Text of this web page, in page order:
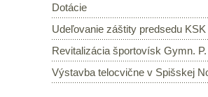
Dotácie
Udeľovanie záštity predsedu KSK
Revitalizácia športovísk Gymn.
Výstavba telocvične v Spišskej